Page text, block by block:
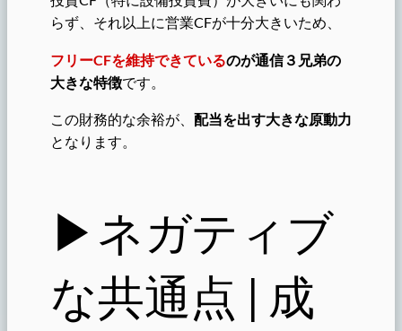
らず、それ以上に営業CFが十分大きいため、
フリーCFを維持できているのが通信３兄弟の
大きな特徴です。
この財務的な余裕が、 配当を出す大きな原動力
となります。
▶︎ネガティブ
な共通点 | 成